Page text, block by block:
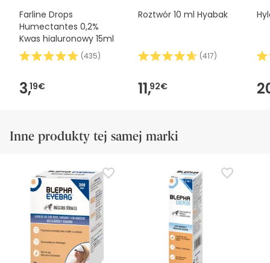
Farline Drops
Humectantes 0,2%
Kwas hialuronowy 15ml
(435)
3,19€
Roztwór 10 ml Hyabak
(417)
11,92€
Inne produkty tej samej marki